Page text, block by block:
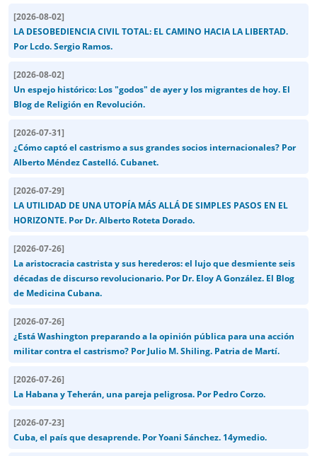
[2026-08-02]
LA DESOBEDIENCIA CIVIL TOTAL: EL CAMINO HACIA LA LIBERTAD.
Por Lcdo. Sergio Ramos.
[2026-08-02]
Un espejo histórico: Los "godos" de ayer y los migrantes de hoy. El
Blog de Religión en Revolución.
[2026-07-31]
¿Cómo captó el castrismo a sus grandes socios internacionales? Por
Alberto Méndez Castelló. Cubanet.
[2026-07-29]
LA UTILIDAD DE UNA UTOPÍA MÁS ALLÁ DE SIMPLES PASOS EN EL
HORIZONTE. Por Dr. Alberto Roteta Dorado.
[2026-07-26]
La aristocracia castrista y sus herederos: el lujo que desmiente seis
décadas de discurso revolucionario. Por Dr. Eloy A González. El Blog
de Medicina Cubana.
[2026-07-26]
¿Está Washington preparando a la opinión pública para una acción
militar contra el castrismo? Por Julio M. Shiling. Patria de Martí.
[2026-07-26]
La Habana y Teherán, una pareja peligrosa. Por Pedro Corzo.
[2026-07-23]
Cuba, el país que desaprende. Por Yoani Sánchez. 14ymedio.